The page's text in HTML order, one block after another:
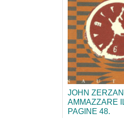
JOHN
AMMAZZARE
PAGINE 48.